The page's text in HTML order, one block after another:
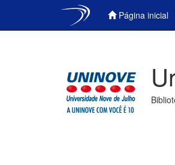
Página inicial